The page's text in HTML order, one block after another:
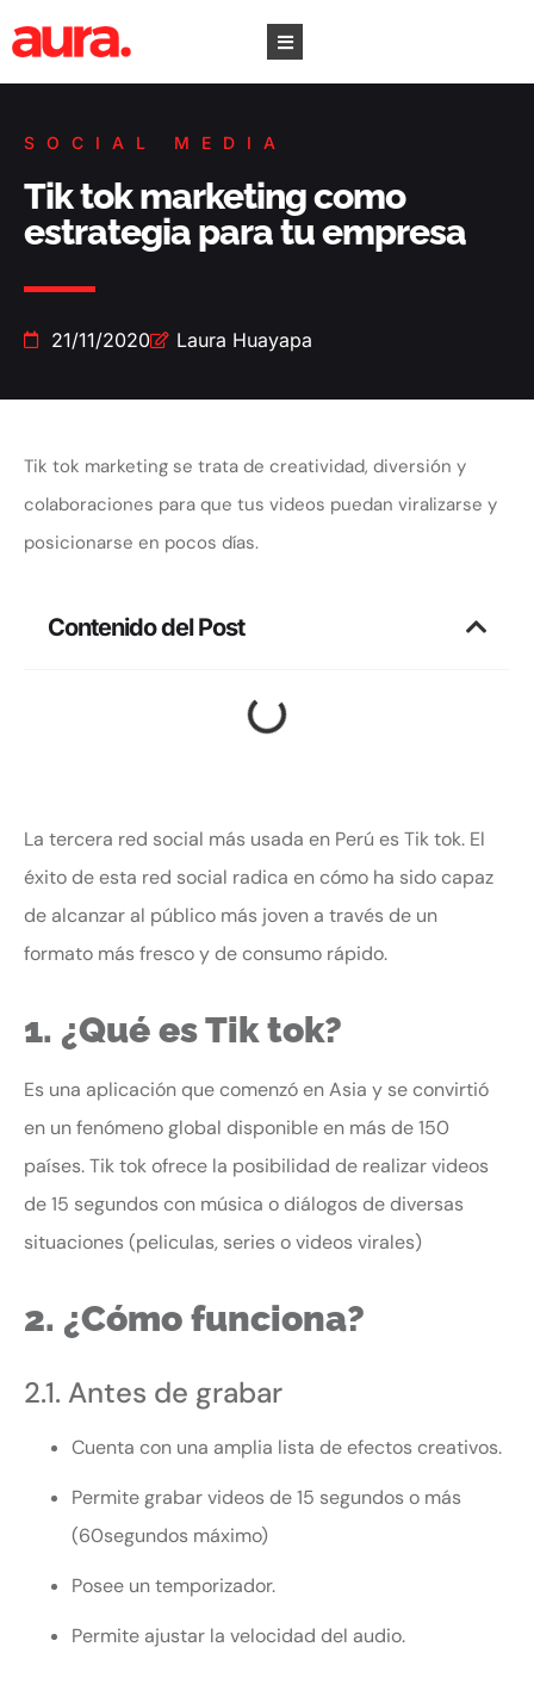
SOCIAL MEDIA
Tik tok marketing como
estrategia para tu empresa
21/11/2020 Laura Huayapa
Tik tok marketing se trata de creatividad, diversión y
colaboraciones para que tus videos puedan viralizarse y
posicionarse en pocos días.
Contenido del Post
La tercera red social más usada en Perú es Tik tok. El
éxito de esta red social radica en cómo ha sido capaz
de alcanzar al público más joven a través de un
formato más fresco y de consumo rápido.
1. ¿Qué es Tik tok?
Es una aplicación que comenzó en Asia y se convirtió
en un fenómeno global disponible en más de 150
países. Tik tok ofrece la posibilidad de realizar videos
de 15 segundos con música o diálogos de diversas
situaciones (peliculas, series o videos virales)
2. ¿Cómo funciona?
2.1. Antes de grabar
Cuenta con una amplia lista de efectos creativos.
Permite grabar videos de 15 segundos o más
(60segundos máximo)
Posee un temporizador.
Permite ajustar la velocidad del audio.